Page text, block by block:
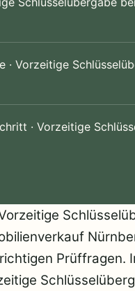
· Vorzeitige
· Vorzeitige
Prüffragen.